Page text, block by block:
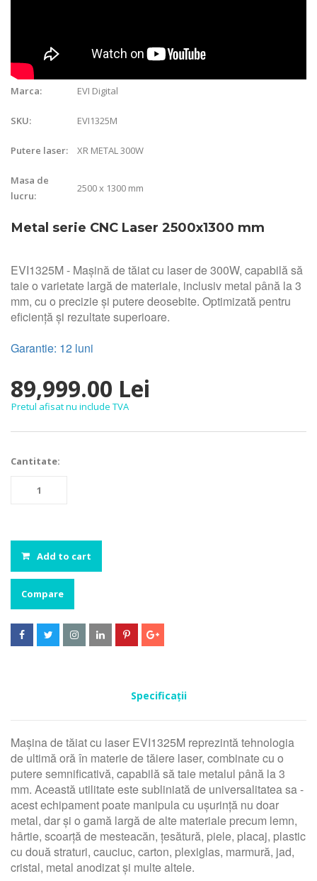
Marca: EVI Digital
SKU: EVI1325M
Putere laser: XR METAL 300W
Masa de
lucru:
2500 x 1300 mm
Metal serie CNC Laser 2500x1300 mm
EVI1325M - Mașină de tăiat cu laser de 300W, capabilă să
taie o varietate largă de materiale, inclusiv metal până la 3
mm, cu o precizie și putere deosebite. Optimizată pentru
eficiență și rezultate superioare.
Garantie: 12 luni
89,999.00 Lei
Pretul afisat nu include TVA
Cantitate:
Add to cart
Compare
     
Specificații
Mașina de tăiat cu laser EVI1325M reprezintă tehnologia
de ultimă oră în materie de tăiere laser, combinate cu o
putere semnificativă, capabilă să taie metalul până la 3
mm. Această utilitate este subliniată de universalitatea sa -
acest echipament poate manipula cu ușurință nu doar
metal, dar și o gamă largă de alte materiale precum lemn,
hârtie, scoarță de mesteacăn, țesătură, piele, placaj, plastic
cu două straturi, cauciuc, carton, plexiglas, marmură, jad,
cristal, metal anodizat și multe altele.